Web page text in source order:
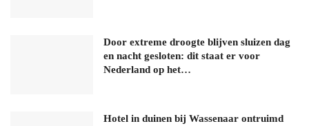
Door extreme droogte blijven sluizen dag
en nacht gesloten: dit staat er voor
Nederland op het…
Hotel in duinen bij Wassenaar ontruimd